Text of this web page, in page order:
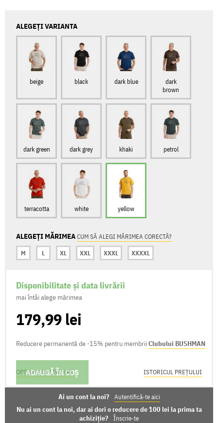
ALEGEȚI VARIANTA
beige black dark blue
dark
brown
dark green dark grey khaki petrol
terracotta white yellow
ALEGEȚI MĂRIMEACUM SĂ ALEGI MĂRIMEA CORECTĂ?
M
L XL XXL XXXL XXXXL
Disponibilitate și data livrării
mai întâi alege mărimea
179,99 lei
Reducere permanentă de -15% pentru membrii Clubului BUSHMAN
ADAUGĂ ÎN COȘ
OPȚIUNI DE LIVRARE ISTORICUL PREȚULUI
Ai un cont la noi? Autentifică-te aici
Nu ai un cont la noi, dar ai dori o reducere de 100 lei la prima ta
achiziție?
Înscrie-te